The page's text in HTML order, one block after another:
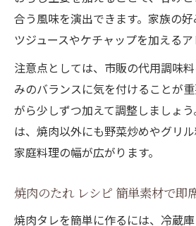
合う風味を演出できます。家族の
ツジュースやケチャップを加えるア
注意点としては、市販の代用調味
みのバランスに気を付けることが
がら少しずつ加えて調整しましょ
は、焼肉以外にも野菜炒めやグリル
家庭料理の幅が広がります。
焼肉のたれ レシピ 簡単素材で即
焼肉タレを簡単に作るには、冷蔵